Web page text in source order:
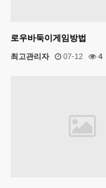
로우바둑이게임방법
최고관리자 07-12 4